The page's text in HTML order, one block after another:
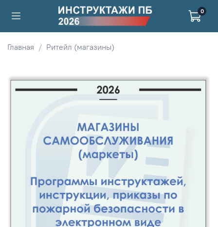
0
Главная Ритейл (магазины)